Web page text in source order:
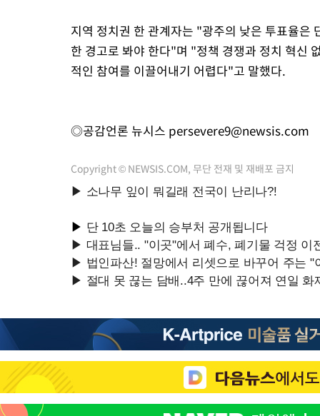
지역 정치권 한 관계자는 "광주의 낮은 투표율은
한 경고로 봐야 한다"며 "정책 경쟁과 정치 혁신
적인 참여를 이끌어내기 어렵다"고 말했다.
◎공감언론 뉴시스 persevere9@newsis.com
Copyright © NEWSIS.COM, 무단 전재 및 재배포 금지